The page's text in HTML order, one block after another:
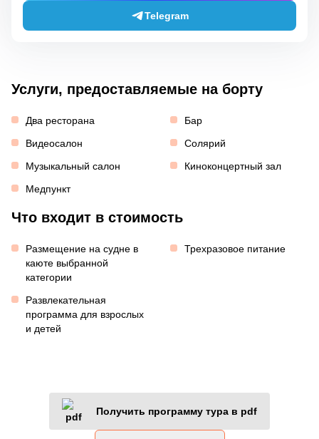
Telegram
Услуги, предоставляемые на борту
Два ресторана
Бар
Видеосалон
Солярий
Музыкальный салон
Киноконцертный зал
Медпункт
Что входит в стоимость
Размещение на судне в
каюте выбранной
категории
Трехразовое питание
Развлекательная
программа для взрослых
и детей
Получить программу тура в pdf